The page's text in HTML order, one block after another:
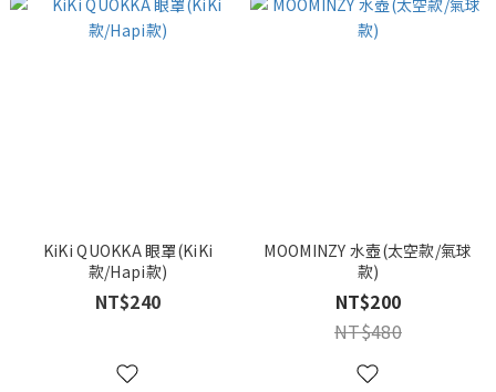
KiKi QUOKKA 眼罩(KiKi
款/Hapi款)
NT$240
MOOMINZY 水壺(太空款/氣球
款)
NT$200
NT$480